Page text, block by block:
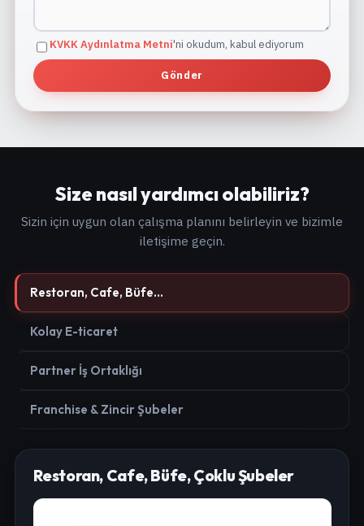
KVKK Aydınlatma Metni'ni okudum, kabul ediyorum
Gönder
Size nasıl yardımcı olabiliriz?
Sizin için uygun olan çalışma planını belirleyin ve bizimle
iletişime geçin.
Restoran, Cafe, Büfe...
Kolay E-ticaret
Partner İş Ortaklığı
Franchise & Zincir Şubeler
Restoran, Cafe, Büfe, Çoklu Şubeler